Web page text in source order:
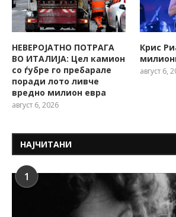
НЕВЕРОЈАТНО ПОТРАГА
ВО ИТАЛИЈА: Цел камион
со ѓубре го пребарале
поради лото ливче
вредно милион евра
август 6, 2026
Крис
август 6,
НАЈЧИТАНИ
1